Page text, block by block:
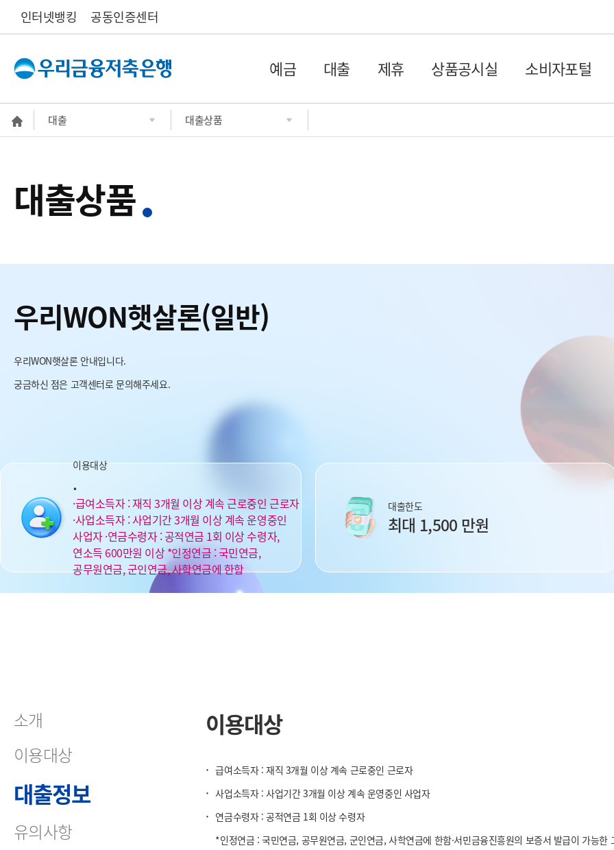
인터넷뱅킹 공동인증센터
예금 대출 제휴 상품공시실 소비자포털
대출 대출상품
대출상품
우리WON햇살론(일반)
우리WON햇살론 안내입니다.
궁금하신 점은 고객센터로 문의해주세요.
이용대상
.
·급여소득자 : 재직 3개월 이상 계속 근로중인 근로자
·사업소득자 : 사업기간 3개월 이상 계속 운영중인
사업자 ·연금수령자 : 공적연금 1회 이상 수령자,
연소득 600만원 이상 *인정연금 : 국민연금,
공무원연금, 군인연금, 사학연금에 한함
대출한도
최대 1,500 만원
소개
이용대상
대출정보
유의사항
이용대상
· 급여소득자 : 재직 3개월 이상 계속 근로중인 근로자
· 사업소득자 : 사업기간 3개월 이상 계속 운영중인 사업자
· 연금수령자 : 공적연금 1회 이상 수령자
*인정연금 : 국민연금, 공무원연금, 군인연금, 사학연금에 한함·서민금융진흥원의 보증서 발급이 가능한